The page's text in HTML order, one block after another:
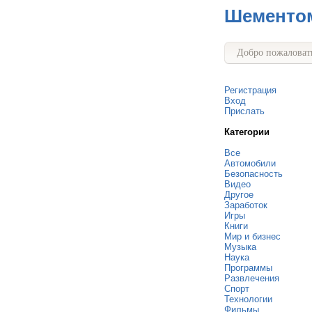
Добро
Регистрация
Вход
Прислать
Категории
Все
Автомобили
Безопасность
Видео
Другое
Заработок
Игры
Книги
Мир и бизнес
Музыка
Наука
Программы
Развлечения
Спорт
Технологии
Фильмы